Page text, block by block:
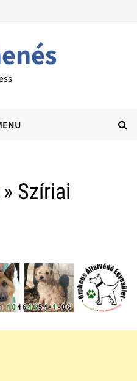
» Szíriai